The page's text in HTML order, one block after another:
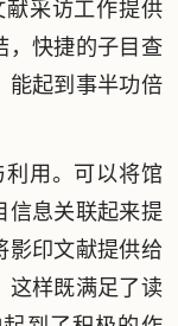
采访工作提供
，快捷的子目查
能起到事半功倍
用。可以将馆
信息关联起来提
影印文献提供给
这样既满足了读